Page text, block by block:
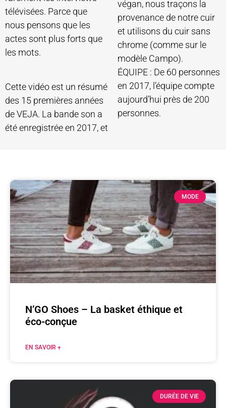
télévisées. Parce que
nous pensons que les
actes sont plus forts que
les mots.
Cette vidéo est un résumé
des 15 premières années
de VEJA. La bande son a
été enregistrée en 2017, et
végan, nous traçons la
provenance de notre cuir
et utilisons du cuir sans
chrome (comme sur le
modèle Campo).
ÉQUIPE : De 60 personnes
en 2017, l’équipe compte
aujourd’hui près de 200
personnes.
MODE
N’GO Shoes – La basket éthique et
éco-conçue
EN SAVOIR +
DURÉE DE VIE